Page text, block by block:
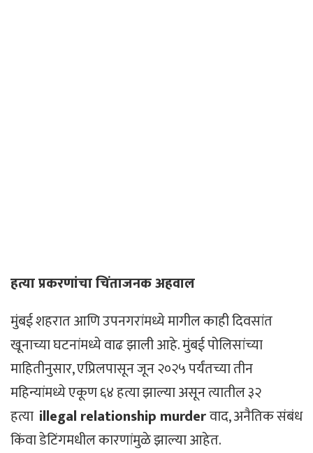
हत्या प्रकरणांचा चिंताजनक अहवाल
मुंबई शहरात आणि उपनगरांमध्ये मागील काही दिवसांत
खूनाच्या घटनांमध्ये वाढ झाली आहे. मुंबई पोलिसांच्या
माहितीनुसार, एप्रिलपासून जून २०२५ पर्यंतच्या तीन
महिन्यांमध्ये एकूण ६४ हत्या झाल्या असून त्यातील ३२
हत्या illegal relationship murderवाद, अनैतिक संबंध
किंवा डेटिंगमधील कारणांमुळे झाल्या आहेत.